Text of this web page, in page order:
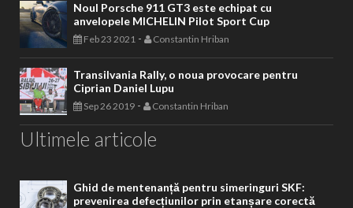
Noul Porsche 911 GT3 este echipat cu
anvelopele MICHELIN Pilot Sport Cup
Feb 23 2021 - Constantin Hriban
Transilvania Rally, o noua provocare pentru
Ciprian Daniel Lupu
Sep 26 2019 - Constantin Hriban
Ultimele articole
Ghid de mentenanță pentru simeringuri SKF:
prevenirea defecțiunilor prin etanșare corectă